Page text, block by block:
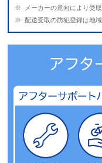
メーカーの意向により受
配送受取の防犯登録は地